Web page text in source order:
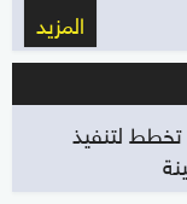
المزيد
لتنفيذ